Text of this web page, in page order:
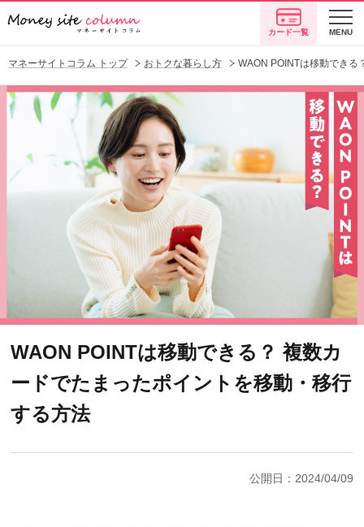
カード一覧 MENU
マネーサイトコラム トップ おトクな暮らし方 WAON POINTは移動できる
WAON POINTは移動できる？ 複数カ
ードでたまったポイントを移動・移行
する方法
公開日：2024/04/09